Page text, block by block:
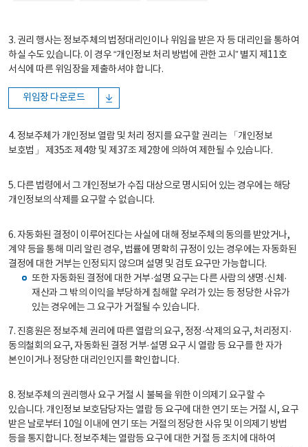
3. 권리 행사는 정보주체의 법정대리인이나 위임을 받은 자 등 대리인을 통하여
하실 수도 있습니다. 이 경우 “개인정보 처리 방법에 관한 고시” 별지 제11호
서식에 따른 위임장을 제출하셔야 합니다.
위임장 다운로드
4. 정보주체가 개인정보 열람 및 처리 정지를 요구할 권리는 「개인정보
보호법」 제35조 제4항 및 제37조 제2항에 의하여 제한될 수 있습니다.
5. 다른 법령에서 그 개인정보가 수집 대상으로 명시되어 있는 경우에는 해당
개인정보의 삭제를 요구할 수 없습니다.
6. 자동화된 결정이 이루어진다는 사실에 대해 정보주체의 동의를 받았거나,
계약 등을 통해 미리 알린 경우, 법률에 명확히 규정이 있는 경우에는 자동화된
결정에 대한 거부는 인정되지 않으며 설명 및 검토 요구만 가능합니다.
또한 자동화된 결정에 대한 거부·설명 요구는 다른 사람의 생명·신체·
재산과 그 밖의 이익을 부당하게 침해할 우려가 있는 등 정당한 사유가
있는 경우에는 그 요구가 거절될 수 있습니다.
7. 진흥원은 정보주체 권리에 따른 열람의 요구, 정정·삭제의 요구, 처리정지·
동의철회의 요구, 자동화된 결정 거부·설명 요구 시 열람 등 요구를 한 자가
본인이거나 정당한 대리인인지를 확인합니다.
8. 정보주체의 권리행사 요구 거절 시 불복을 위한 이의제기 요구할 수
있습니다. 개인정보 보호담당자는 열람 등 요구에 대한 연기 또는 거절 시, 요구
받은 날로부터 10일 이내에 연기 또는 거절의 정당한 사유 및 이의제기 방법
등을 통지합니다. 정보주체는 열람등 요구에 대한 거절 등 조치에 대하여